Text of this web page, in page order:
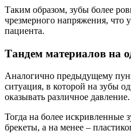
Таким образом, зубы более
чрезмерного напряжения, что
пациента.
Тандем материалов на
Аналогично предыдущему
ситуация, в которой на зубы
оказывать различное давление.
Тогда на более искривленные
брекеты, а на менее –